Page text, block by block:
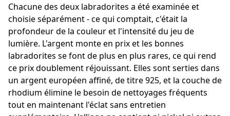
Chacune des deux labradorites a été examinée et
choisie séparément - ce qui comptait, c'était la
profondeur de la couleur et l'intensité du jeu de
lumière. L'argent monte en prix et les bonnes
labradorites se font de plus en plus rares, ce qui rend
ce prix doublement réjouissant. Elles sont serties dans
un argent européen affiné, de titre 925, et la couche de
rhodium élimine le besoin de nettoyages fréquents
tout en maintenant l'éclat sans entretien